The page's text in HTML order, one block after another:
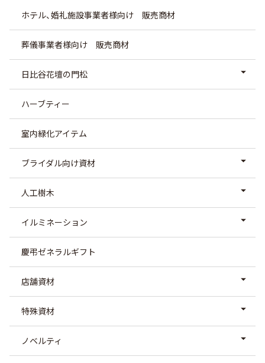
ホテル、婚礼施設事業者様向け 販売商材
葬儀事業者様向け 販売商材
日比谷花壇の門松
ハーブティー
室内緑化アイテム
ブライダル向け資材
人工樹木
イルミネーション
慶弔ゼネラルギフト
店舗資材
特殊資材
ノベルティ